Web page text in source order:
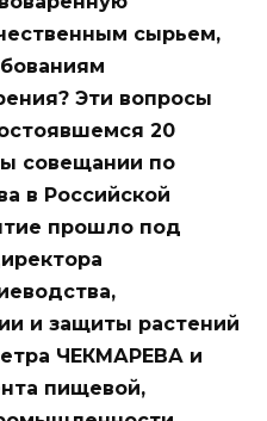
сырьем,
Эти вопросы
20
совещании по
в Российской
прошло под
и защиты растений
ЧЕКМАРЕВА и
пищевой,